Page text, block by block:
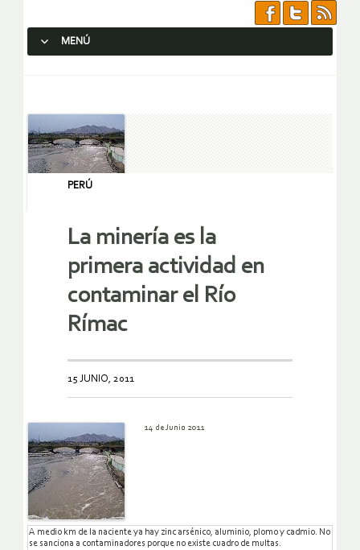
MENÚ
PERÚ
La minería es la
primera actividad en
contaminar el Río
Rímac
15 JUNIO, 2011
14 de Junio 2011
A medio km de la naciente ya hay zinc arsénico, aluminio, plomo y cadmio. No
se sanciona a contaminadores porque no existe cuadro de multas.